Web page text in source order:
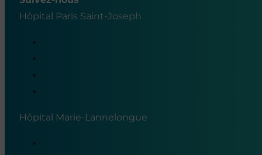
Hôpital Paris Saint-Joseph
Hôpital Marie-Lannelongue